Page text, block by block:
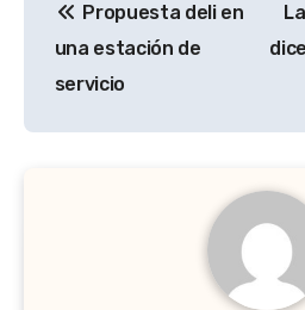
de
entradas
Propuesta deli en
una estación de
servicio